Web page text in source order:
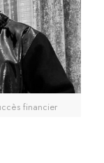
financier